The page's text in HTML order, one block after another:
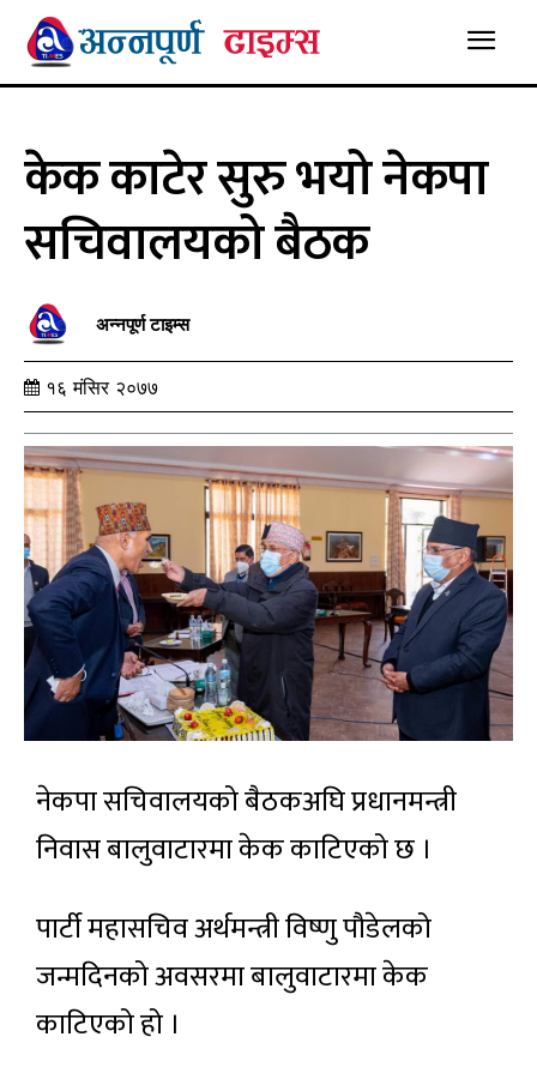
केक काटेर सुरु भयो नेकपा
सचिवालयको बैठक
अन्नपूर्ण टाइम्स
१६ मंसिर २०७७
नेकपा सचिवालयको बैठकअघि प्रधानमन्त्री
निवास बालुवाटारमा केक काटिएको छ ।
पार्टी महासचिव अर्थमन्त्री विष्णु पौडेलको
जन्मदिनको अवसरमा बालुवाटारमा केक
काटिएको हो ।